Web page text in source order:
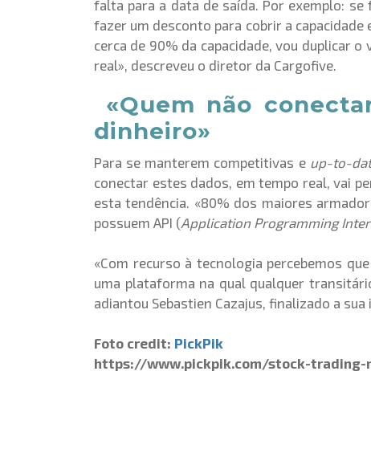
falta para a data de saída. Por exemplo:
fazer um desconto para cobrir a
cerca de 90% da capacidade, vou duplicar
real», descreveu o diretor da Cargofive.
«Quem não
dinheiro»
Para se manterem competitivas e up-to-
conectar estes dados, em tempo real, vai
esta tendência. «80% dos maiores
possuem API (Application Programming
«Com recurso à tecnologia percebemos
uma plataforma na qual qualquer
adiantou Sebastien Cazajus, finalizado a
Foto credit: PickPik
https://www.pickpik.com/stock-trading-